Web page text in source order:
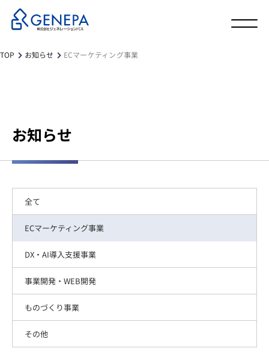
TOP お知らせ ECマーケティング事業
お知らせ
全て
ECマーケティング事業
DX・AI導入支援事業
事業開発・WEB開発
ものづくり事業
その他